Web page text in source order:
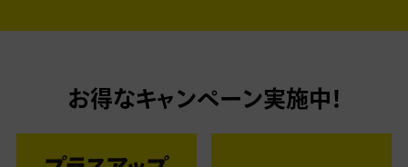
お得なキャンペーン実施中！